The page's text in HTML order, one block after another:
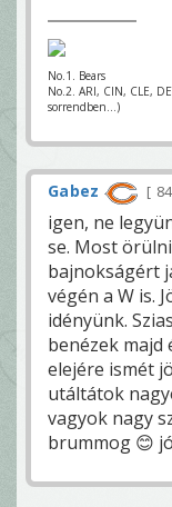
No.1. Bears
No.2. ARI, CIN, CLE,
sorrendben...)
Gabez 84
igen, ne
se. Most
bajnokságért
végén a W is.
idényünk.
benézek majd
elejére ismét
utáltátok
vagyok nagy
brummog 😊